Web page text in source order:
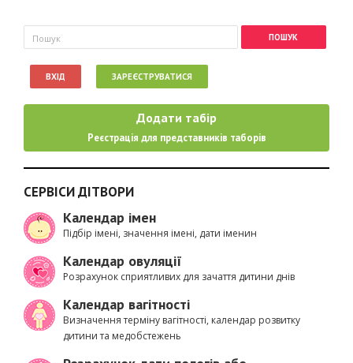
Пошукова форма
Пошук
ВХІД ЗАРЕЄСТРУВАТИСЯ
Додати табір
Реєстрація для представників таборів
СЕРВІСИ ДІТВОРИ
Календар імен
Підбір імені, значення імені, дати іменин
Календар овуляції
Розрахунок сприятливих для зачаття дитини днів
Календар вагітності
Визначення терміну вагітності, календар розвитку
дитини та медобстежень